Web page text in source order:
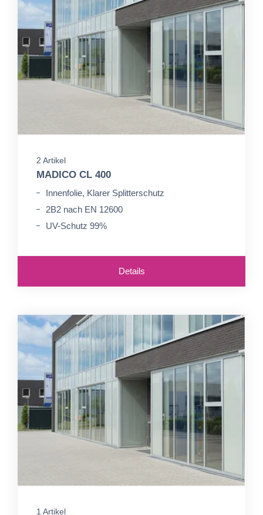
2 Artikel
MADICO CL 400
Innenfolie, Klarer Splitterschutz
2B2 nach EN 12600
UV-Schutz 99%
Details
1 Artikel